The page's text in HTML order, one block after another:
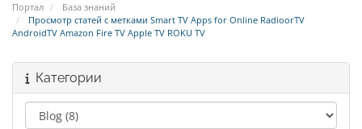
Портал
База знаний
Просмотр статей с метками Smart TV Apps for Online RadioorTV
AndroidTV Amazon Fire TV Apple TV ROKU TV
Категории